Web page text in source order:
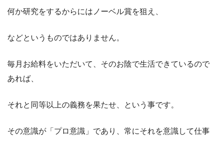
何か研究をするからにはノーベル賞を狙え、
などというものではありません。
毎月お給料をいただいて、そのお陰で生活できているので
あれば、
それと同等以上の義務を果たせ、という事です。
その意識が「プロ意識」であり、常にそれを意識して仕事